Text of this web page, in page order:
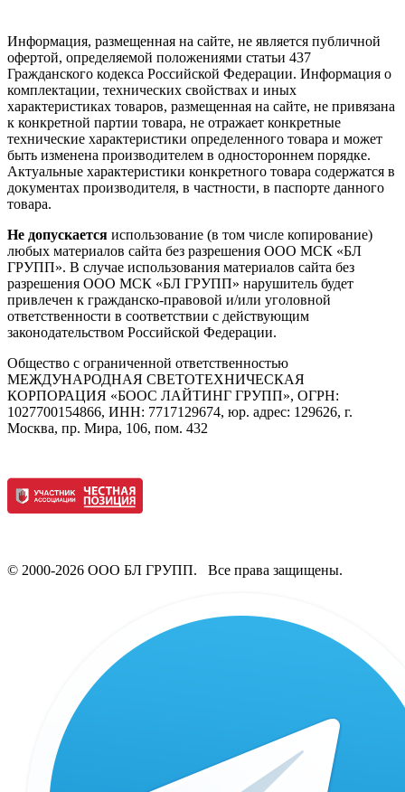
Информация, размещенная на сайте, не является публичной
офертой, определяемой положениями статьи 437
Гражданского кодекса Российской Федерации. Информация о
комплектации, технических свойствах и иных
характеристиках товаров, размещенная на сайте, не привязана
к конкретной партии товара, не отражает конкретные
технические характеристики определенного товара и может
быть изменена производителем в одностороннем порядке.
Актуальные характеристики конкретного товара содержатся в
документах производителя, в частности, в паспорте данного
товара.
Не допускается использование (в том числе копирование)
любых материалов сайта без разрешения ООО МСК «БЛ
ГРУПП». В случае использования материалов сайта без
разрешения ООО МСК «БЛ ГРУПП» нарушитель будет
привлечен к гражданско-правовой и/или уголовной
ответственности в соответствии с действующим
законодательством Российской Федерации.
Общество с ограниченной ответственностью
МЕЖДУНАРОДНАЯ СВЕТОТЕХНИЧЕСКАЯ
КОРПОРАЦИЯ «БООС ЛАЙТИНГ ГРУПП», ОГРН:
1027700154866, ИНН: 7717129674, юр. адрес: 129626, г.
Москва, пр. Мира, 106, пом. 432
© 2000-2026 ООО БЛ ГРУПП. Все права защищены.